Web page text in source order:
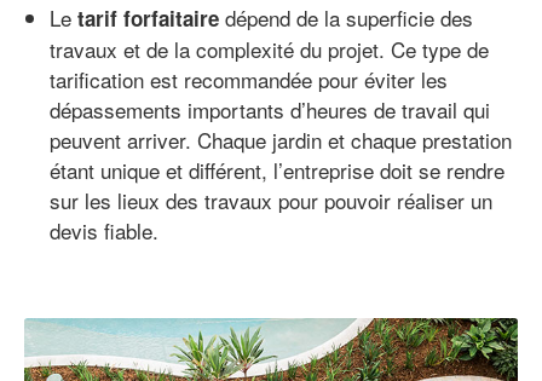
Le tarif forfaitaire dépend de la superficie des
travaux et de la complexité du projet. Ce type de
tarification est recommandée pour éviter les
dépassements importants d’heures de travail qui
peuvent arriver. Chaque jardin et chaque prestation
étant unique et différent, l’entreprise doit se rendre
sur les lieux des travaux pour pouvoir réaliser un
devis fiable.